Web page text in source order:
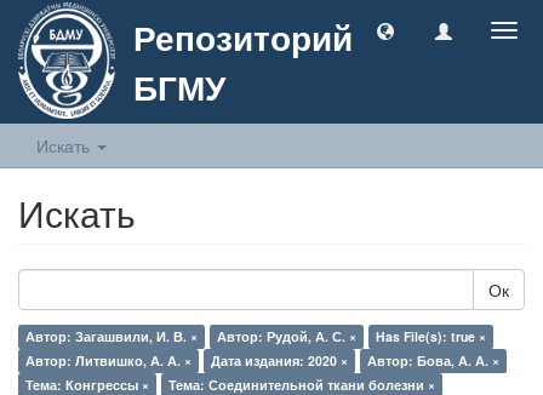
Репозиторий
БГМУ
Искать
Искать
Ок
Автор: Загашвили, И. В. × Автор: Рудой, А. С. ×
Has File(s): true ×
Автор: Литвишко, А. А. ×
Дата издания: 2020 ×
Автор: Бова, А. А. ×
Тема: Конгрессы ×
Тема: Соединительной ткани болезни ×